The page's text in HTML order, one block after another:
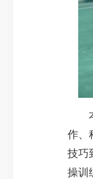
本
作、
技巧
操训